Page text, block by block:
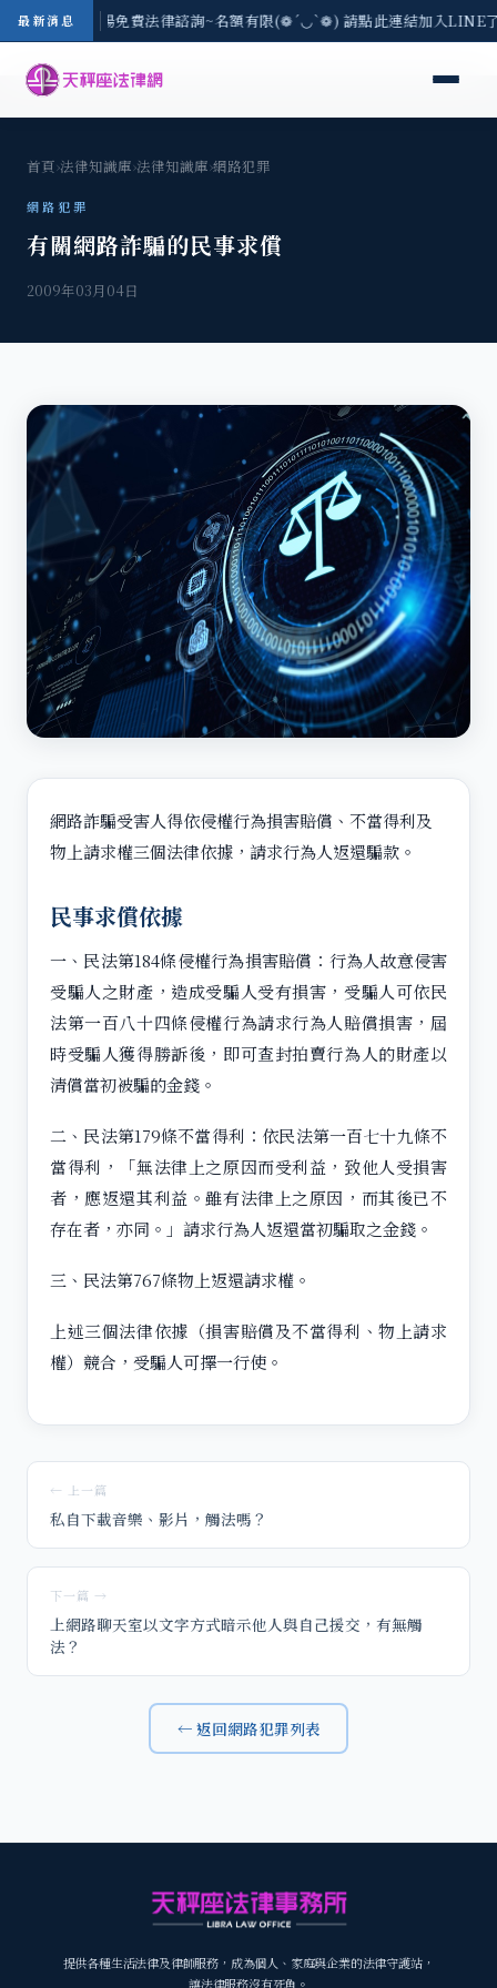
最新消息
區-8/3(一) 現場免費法律諮詢~名額有限(❁´◡`❁) 請點此連結加入
首頁›法律知識庫›法律知識庫›網路犯罪
網路犯罪
有關網路詐騙的民事求償
2009年03月04日
網路詐騙受害人得依侵權行為損害賠償、不當得利及
物上請求權三個法律依據，請求行為人返還騙款。
民事求償依據
一、民法第184條侵權行為損害賠償：行為人故意侵害
受騙人之財產，造成受騙人受有損害，受騙人可依民
法第一百八十四條侵權行為請求行為人賠償損害，屆
時受騙人獲得勝訴後，即可查封拍賣行為人的財產以
清償當初被騙的金錢。
二、民法第179條不當得利：依民法第一百七十九條不
當得利，「無法律上之原因而受利益，致他人受損害
者，應返還其利益。雖有法律上之原因，而其後已不
存在者，亦同。」請求行為人返還當初騙取之金錢。
三、民法第767條物上返還請求權。
上述三個法律依據（損害賠償及不當得利、物上請求
權）競合，受騙人可擇一行使。
← 上一篇
私自下載音樂、影片，觸法嗎？
下一篇 →
上網路聊天室以文字方式暗示他人與自己援交，有無觸
法？
← 返回網路犯罪列表
提供各種生活法律及律師服務，成為個人、家庭與企業的法律守護站，
讓法律服務沒有死角。